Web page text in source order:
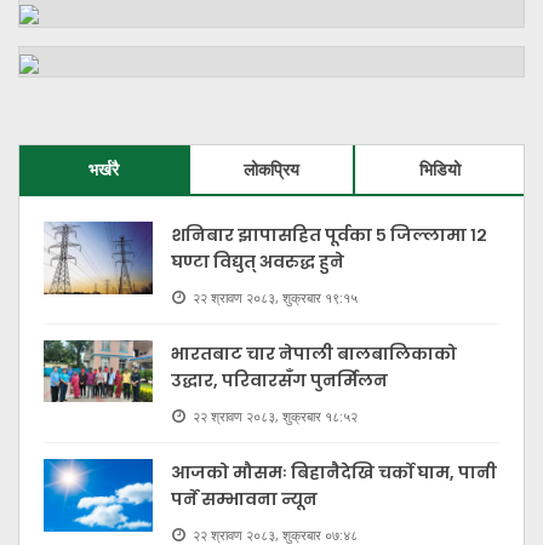
भर्खरै लोकप्रिय भिडियो
शनिबार झापासहित पूर्वका ५ जिल्लामा १२
घण्टा विद्युत् अवरुद्ध हुने
२२ श्रावण २०८३, शुक्रबार १९:१५
भारतबाट चार नेपाली बालबालिकाको
उद्धार, परिवारसँग पुनर्मिलन
२२ श्रावण २०८३, शुक्रबार १८:५२
आजको मौसमः बिहानैदेखि चर्को घाम, पानी
पर्ने सम्भावना न्यून
२२ श्रावण २०८३, शुक्रबार ०७:४८